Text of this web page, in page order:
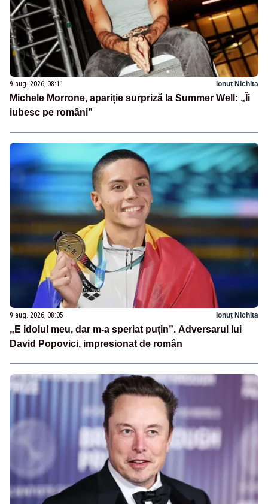
9 aug. 2026, 08:11 Ionuț Nichita
Michele Morrone, apariție surpriză la Summer Well: „Îi
iubesc pe români”
9 aug. 2026, 08:05 Ionuț Nichita
„E idolul meu, dar m-a speriat puțin”. Adversarul lui
David Popovici, impresionat de român